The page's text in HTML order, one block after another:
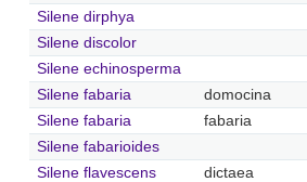
Silene dirphya
Silene discolor
Silene echinosperma
Silene fabaria
domocina
Silene fabaria
fabaria
Silene fabarioides
Silene flavescens
dictaea